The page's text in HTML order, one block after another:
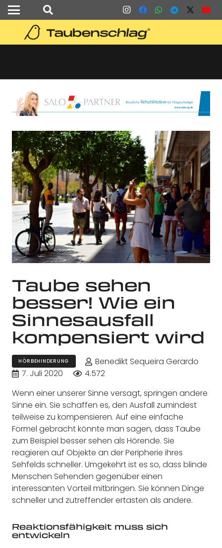
Taube sehen
besser! Wie ein
Sinnesausfall
kompensiert wird
HÖRBEHINDERUNG
Benedikt Sequeira Gerardo
7. Juli 2020
4.572
Wenn einer unserer Sinne versagt, springen andere
Sinne ein. Sie schaffen es, den Ausfall zumindest
teilweise zu kompensieren. Auf eine einfache
Formel gebracht könnte man sagen, dass Taube
zum Beispiel besser sehen als Hörende. Sie
reagieren auf Objekte an der Peripherie ihres
Sehfelds schneller. Umgekehrt ist es so, dass blinde
Menschen Sehenden gegenüber einen
interessanten Vorteil mitbringen. Sie können Dinge
schneller und zutreffender ertasten als andere.
Reaktionsfähigkeit muss sich
entwickeln